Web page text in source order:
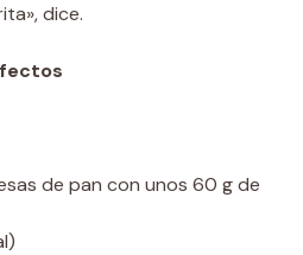
dice.
de pan con unos 60 g de